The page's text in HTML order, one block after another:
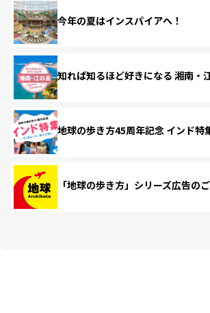
今年の夏はインスパイアへ！
知れば知るほど好きになる 湘南・
地球の歩き方45周年記念 インド特
「地球の歩き方」シリーズ広告の